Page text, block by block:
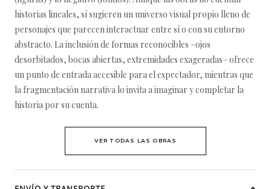
historias lineales, sí sugieren un universo visual propio lleno de
personajes que parecen interactuar entre sí o con su entorno
abstracto. La inclusión de formas reconocibles –ojos
desorbitados, bocas abiertas, extremidades exageradas– ofrece
un punto de entrada accesible para el espectador, mientras que
la fragmentación narrativa lo invita a imaginar y completar la
historia por su cuenta.
VER TODAS LAS OBRAS